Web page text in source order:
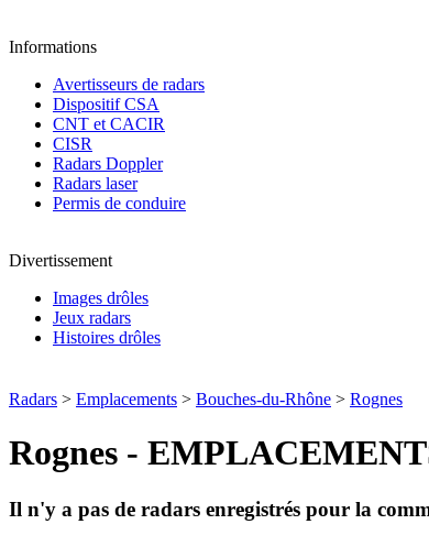
Informations
Avertisseurs de radars
Dispositif CSA
CNT et CACIR
CISR
Radars Doppler
Radars laser
Permis de conduire
Divertissement
Images drôles
Jeux radars
Histoires drôles
Radars > Emplacements > Bouches-du-Rhône > Rognes
Rognes -
Il n'y a pas de radars enregistrés pour la